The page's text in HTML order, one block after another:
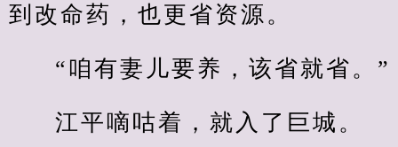
到改命药，也更省资源。
“咱有妻儿要养，该省就省。”
江平嘀咕着，就入了巨城。